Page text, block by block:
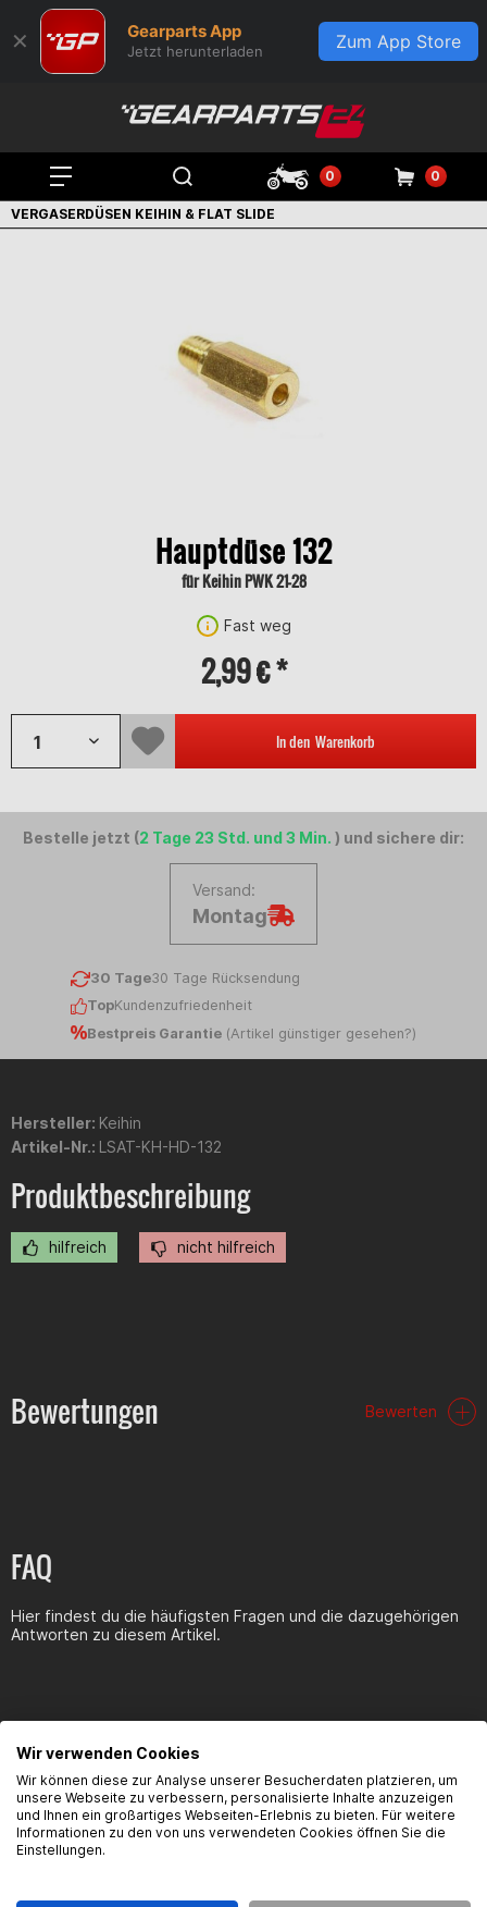
✕ Gearparts App
Jetzt herunterladen Zum App Store
0 0
VERGASERDÜSEN KEIHIN & FLAT SLIDE
Hauptdüse 132
für Keihin PWK 21-28
Fast weg
2,99 € *
In den Warenkorb
Bestelle jetzt (2 Tage 23 Std. und 3 Min. ) und sichere dir:
Versand:
Montag
30 Tage30 Tage Rücksendung
TopKundenzufriedenheit
Bestpreis Garantie (Artikel günstiger gesehen?)
Hersteller: Keihin
Artikel-Nr.: LSAT-KH-HD-132
Produktbeschreibung
hilfreich nicht hilfreich
Bewertungen Bewerten
FAQ
Hier findest du die häufigsten Fragen und die dazugehörigen
Antworten zu diesem Artikel.
KUNDEN KAUFTEN AUCH
Wir verwenden Cookies
Wir können diese zur Analyse unserer Besucherdaten platzieren, um
unsere Webseite zu verbessern, personalisierte Inhalte anzuzeigen
und Ihnen ein großartiges Webseiten-Erlebnis zu bieten. Für weitere
Informationen zu den von uns verwendeten Cookies öffnen Sie die
Einstellungen.